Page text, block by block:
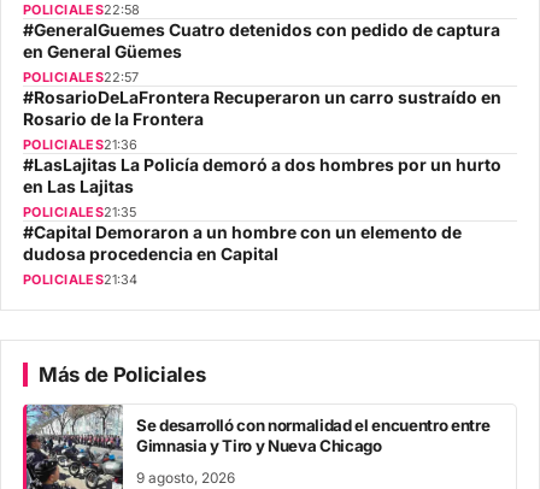
POLICIALES22:58
#GeneralGuemes Cuatro detenidos con pedido de captura
en General Güemes
POLICIALES22:57
#RosarioDeLaFrontera Recuperaron un carro sustraído en
Rosario de la Frontera
POLICIALES21:36
#LasLajitas La Policía demoró a dos hombres por un hurto
en Las Lajitas
POLICIALES21:35
#Capital Demoraron a un hombre con un elemento de
dudosa procedencia en Capital
POLICIALES21:34
Más de Policiales
Se desarrolló con normalidad el encuentro entre
Gimnasia y Tiro y Nueva Chicago
9 agosto, 2026